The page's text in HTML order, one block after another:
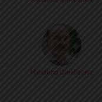
Михайло Цимбалюк